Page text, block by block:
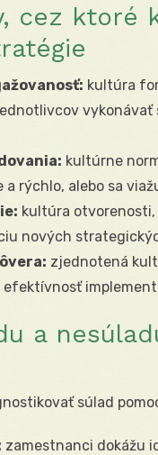
cez ktoré
kultúra
kultúrne
rýchlo, alebo sa
kultúra
nových
zjednotená
a
súlad
zamestnanci dokážu